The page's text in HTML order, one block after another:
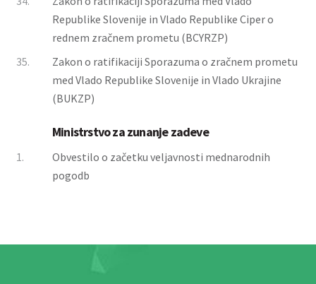
Republike Slovenije in Vlado Republike Ciper o
rednem zračnem prometu (BCYRZP)
35.
Zakon o ratifikaciji Sporazuma o zračnem prometu
med Vlado Republike Slovenije in Vlado Ukrajine
(BUKZP)
Ministrstvo za zunanje zadeve
1.
Obvestilo o začetku veljavnosti mednarodnih
pogodb